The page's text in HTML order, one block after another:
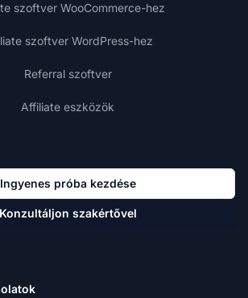
szoftver WooCommerce-hez
szoftver WordPress-hez
Referral szoftver
Affiliate eszközök
Ingyenes próba kezdése
Konzultáljon szakértővel